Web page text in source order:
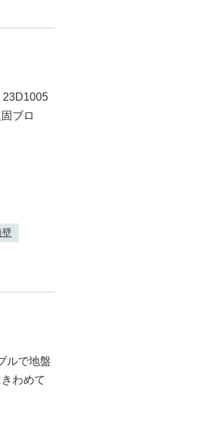
23D1005
ブロ
壁
ルで地盤
わめて